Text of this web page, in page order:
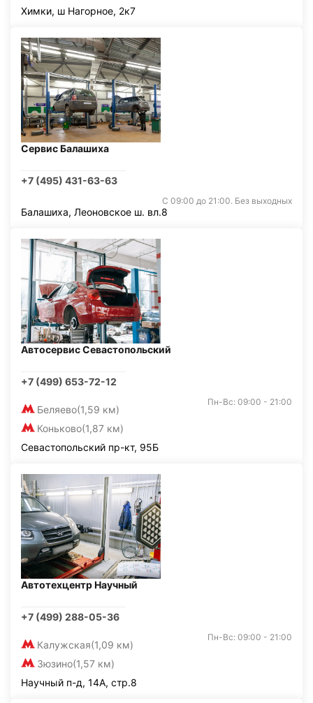
Химки, ш Нагорное, 2к7
Сервис Балашиха
+7 (495) 431-63-63
С 09:00 до 21:00. Без выходных
Балашиха, Леоновское ш. вл.8
Автосервис Севастопольский
+7 (499) 653-72-12
Беляево(1,59 км)
Коньково(1,87 км)
Пн-Вс: 09:00 - 21:00
Севастопольский пр-кт, 95Б
Автотехцентр Научный
+7 (499) 288-05-36
Калужская(1,09 км)
Зюзино(1,57 км)
Пн-Вс: 09:00 - 21:00
Научный п-д, 14А, стр.8